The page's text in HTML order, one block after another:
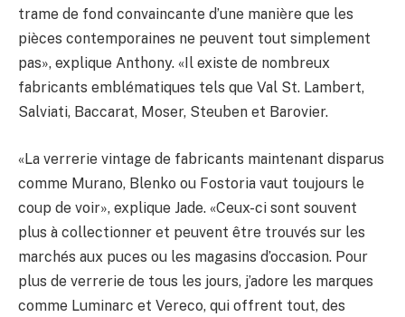
trame de fond convaincante d’une manière que les
pièces contemporaines ne peuvent tout simplement
pas», explique Anthony. «Il existe de nombreux
fabricants emblématiques tels que Val St. Lambert,
Salviati, Baccarat, Moser, Steuben et Barovier.
«La verrerie vintage de fabricants maintenant disparus
comme Murano, Blenko ou Fostoria vaut toujours le
coup de voir», explique Jade. «Ceux-ci sont souvent
plus à collectionner et peuvent être trouvés sur les
marchés aux puces ou les magasins d’occasion. Pour
plus de verrerie de tous les jours, j’adore les marques
comme Luminarc et Vereco, qui offrent tout, des